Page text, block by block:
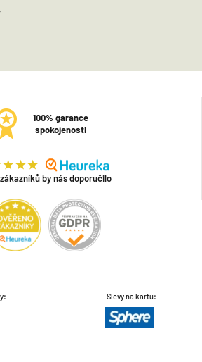
100% garance
spokojenosti
by nás doporučilo
Slevy na kartu: